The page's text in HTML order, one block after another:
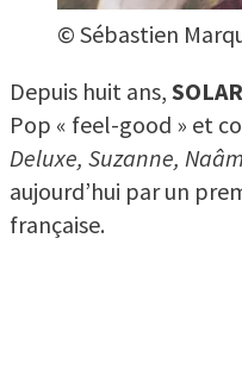
© Sébastien
Depuis huit ans,
Pop « feel-good » et
Deluxe, Suzanne,
aujourd’hui par un
française.